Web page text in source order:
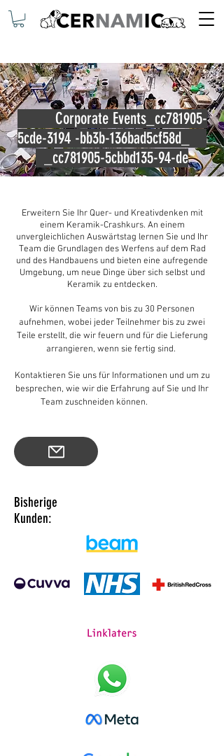
Corporate Events_cc781905-
5cde-3194 -bb3b-136bad5cf58d_
_cc781905-5cbbd135-94-de
Erweitern Sie Ihr Quer- und Kreativdenken mit
einem Keramik-Crashkurs. An einem
unvergleichlichen Auswärtstag lernen Sie und Ihr
Team die Grundlagen des Werfens auf dem Rad
und des Handbauens und bieten eine aufregende
Umgebung, um neue Dinge über sich selbst und
Keramik zu entdecken.
Wir können Teams von bis zu 30 Personen
aufnehmen, wobei jeder Teilnehmer bis zu zwei
Teile erstellt, die wir feuern und für die Lieferung
arrangieren, wenn sie fertig sind.
Kontaktieren Sie uns für Informationen und um zu
besprechen, wie wir die Erfahrung auf Sie und Ihr
Team zuschneiden können.
Bisherige
Kunden: